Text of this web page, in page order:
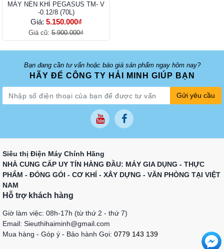
MÁY NÉN KHÍ PEGASUS TM- V
-0.12/8 (70L)
Giá: 5.150.000₫
Giá cũ: 5.900.000₫
Bạn đang cần tư vấn hoặc báo giá sản phẩm ngay hôm nay?
HÃY ĐỂ CÔNG TY HẢI MINH GIÚP BẠN
Gửi yêu cầu
Siêu thị Điện Máy Chính Hãng
NHÀ CUNG CẤP UY TÍN HÀNG ĐẦU: MÁY GIA DỤNG - THỰC
PHẨM - ĐÓNG GÓI - CƠ KHÍ - XÂY DỰNG - VĂN PHÒNG TẠI VIỆT
NAM
Hỗ trợ khách hàng
Giờ làm việc: 08h-17h (từ thứ 2 - thứ 7)
Email: Sieuthihaiminh@gmail.com
Mua hàng - Góp ý - Bảo hành Gọi: 0779 143 139